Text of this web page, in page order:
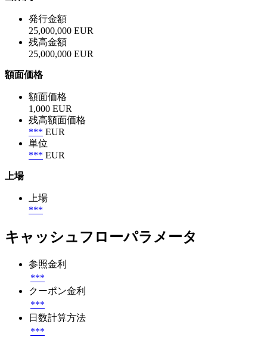
発行金額
25,000,000 EUR
残高金額
25,000,000 EUR
額面価格
額面価格
1,000 EUR
残高額面価格
*** EUR
単位
*** EUR
上場
上場
***
キャッシュフローパラメータ
参照金利
***
クーポン金利
***
日数計算方法
***